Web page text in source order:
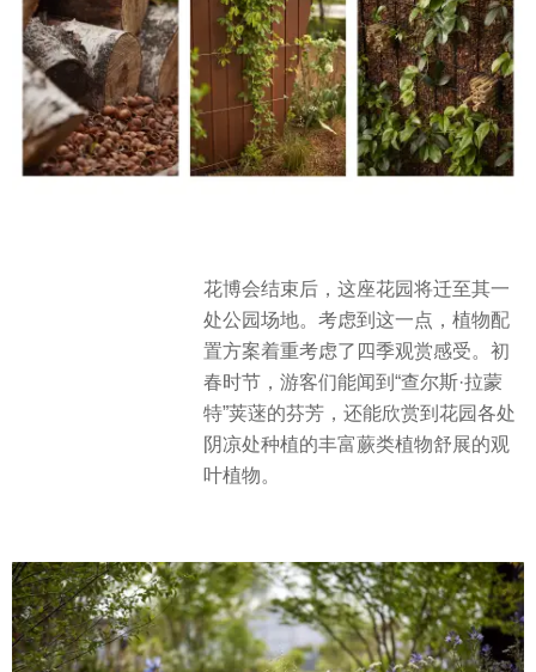
花博会结束后，这座花园将迁至其一
处公园场地。考虑到这一点，植物配
置方案着重考虑了四季观赏感受。初
春时节，游客们能闻到“查尔斯·拉蒙
特”荚蒾的芬芳，还能欣赏到花园各处
阴凉处种植的丰富蕨类植物舒展的观
叶植物。